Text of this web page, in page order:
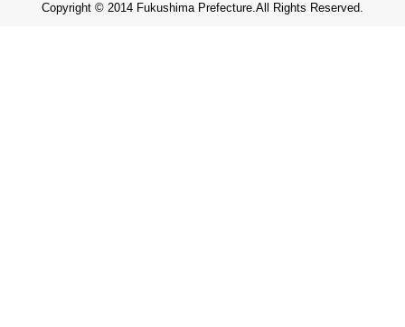
Copyright © 2014 Fukushima Prefecture.All Rights Reserved.